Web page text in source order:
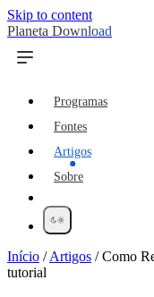
Skip to content
Planeta Download
Programas
Fontes
Artigos
Sobre
Início /Artigos /Como
tutorial